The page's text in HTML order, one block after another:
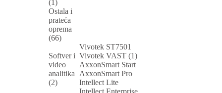
(1)
Ostala i
prateća
oprema
(66)
Softver i
video
analitika
(2)
Vivotek ST7501
Vivotek VAST (1)
AxxonSmart Start
AxxonSmart Pro
Intellect Lite